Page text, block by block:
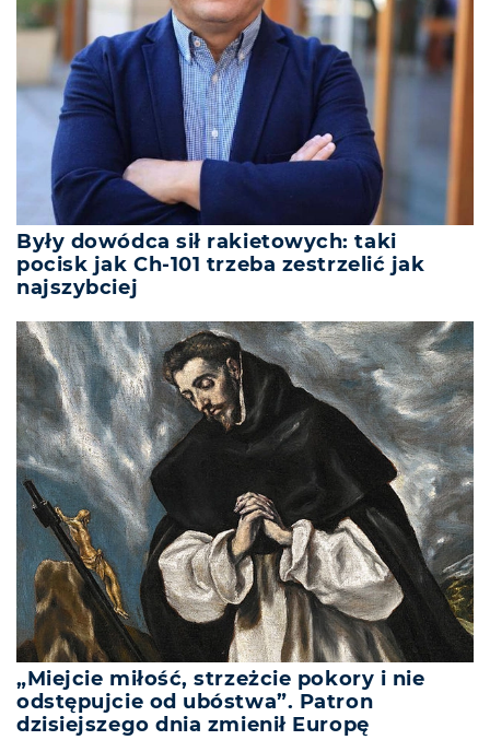
Były dowódca sił rakietowych: taki
pocisk jak Ch-101 trzeba zestrzelić jak
najszybciej
„Miejcie miłość, strzeżcie pokory i nie
odstępujcie od ubóstwa”. Patron
dzisiejszego dnia zmienił Europę